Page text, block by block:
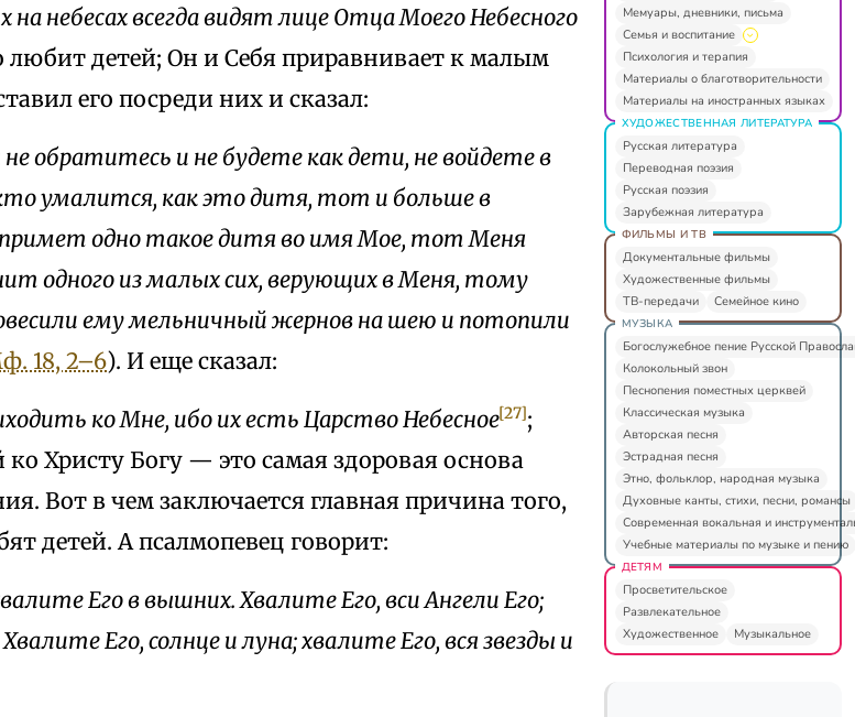
небесах всегда видят лице Отца Моего Небесного
любит детей; Он и Себя приравнивает к малым
его посреди них и сказал:
обратитесь и не будете как дети, не войдете в
умалится, как это дитя, тот и больше в
одно такое дитя во имя Мое, тот Меня
одного из малых сих, верующих в Меня, тому
ему мельничный жернов на шею и потопили
18, 2–6). И еще сказал:
ко Мне, ибо их есть Царство Небесное[27];
Христу Богу — это самая здоровая основа
Вот в чем заключается главная причина того,
детей. А псалмопевец говорит:
Его в вышних. Хвалите Его, вси Ангели Его;
Его, солнце и луна; хвалите Его, вся звезды и
Мемуары, дневники, письма
Семья и воспитание
Психология и терапия
Материалы о благотворительности
Материалы на иностранных языках
ХУДОЖЕСТВЕННАЯ ЛИТЕРАТУРА
Русская литература
Переводная поэзия
Русская поэзия
Зарубежная литература
ФИЛЬМЫ И ТВ
Документальные фильмы
Художественные фильмы
ТВ-передачи
Семейное кино
МУЗЫКА
Богослужебное пение Русской
Колокольный звон
Песнопения поместных церквей
Классическая музыка
Авторская песня
Эстрадная песня
Этно, фольклор, народная музыка
Духовные канты, стихи, песни, романсы
Современная вокальная и
Учебные материалы по музыке и пению
ДЕТЯМ
Просветительское
Развлекательное
Художественное
Музыкальное